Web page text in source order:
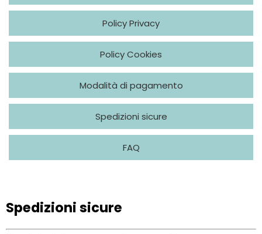
Policy Privacy
Policy Cookies
Modalità di pagamento
Spedizioni sicure
FAQ
Spedizioni sicure